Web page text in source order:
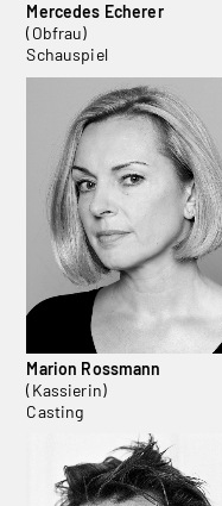
Mercedes Echerer
(Obfrau)
Schauspiel
Marion Rossmann
(Kassierin)
Casting